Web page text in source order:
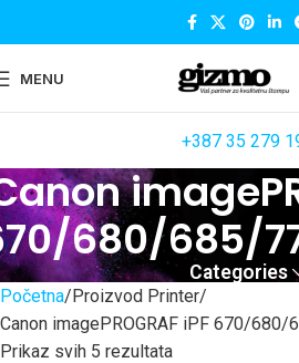
MENU
+387 35 279
680/685/
Categories
Početna Proizvod Printer
Canon imagePROGRAF iPF 670/
Prikaz svih 5 rezultata